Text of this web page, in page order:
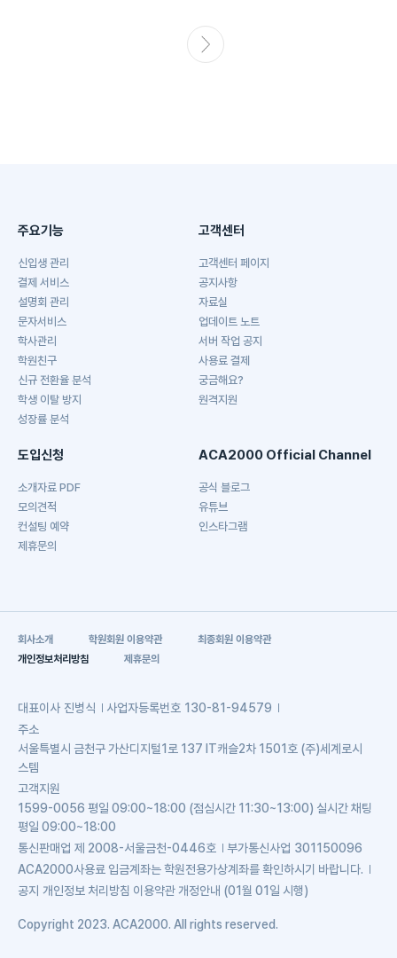
주요기능
신입생 관리
결제 서비스
설명회 관리
문자서비스
학사관리
학원친구
신규 전환율 분석
학생 이탈 방지
성장률 분석
고객센터
고객센터 페이지
공지사항
자료실
업데이트 노트
서버 작업 공지
사용료 결제
궁금해요?
원격지원
도입신청
소개자료 PDF
모의견적
컨설팅 예약
제휴문의
ACA2000 Official Channel
공식 블로그
유튜브
인스타그램
회사소개 학원회원 이용약관
최종회원 이용약관
개인정보처리방침
제휴문의
대표이사 진병식 사업자등록번호 130-81-94579
주소
서울특별시 금천구 가산디지털1로 137 IT캐슬2차 1501호 (주)세계로시
스템
고객지원
1599-0056 평일 09:00~18:00 (점심시간 11:30~13:00) 실시간 채팅
평일 09:00~18:00
통신판매업 제 2008-서울금천-0446호 부가통신사업 301150096
ACA2000사용료 입금계좌는 학원전용가상계좌를 확인하시기 바랍니다.
공지 개인정보 처리방침 이용약관 개정안내 (01월 01일 시행)
Copyright 2023. ACA2000. All rights reserved.